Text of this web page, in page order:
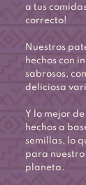
a tus
correcto!
Nuestros
hechos con
sabrosos,
deliciosa
Y lo mejor
hechos a
semillas, lo
para nuestro
planeta.